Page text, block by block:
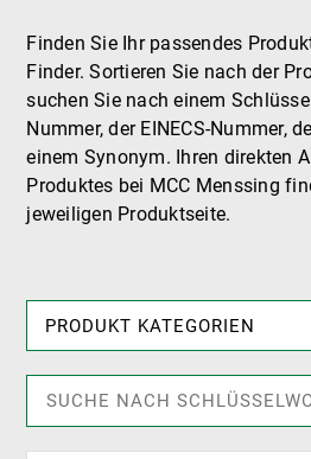
Finden Sie Ihr passendes
Finder. Sortieren Sie nach der
suchen Sie nach einem
Nummer, der EINECS-Nummer,
einem Synonym. Ihren direkten
Produktes bei MCC Menssing
jeweiligen Produktseite.
PRODUKT KATEGORIEN